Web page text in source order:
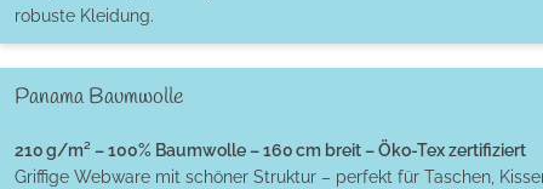
robuste Kleidung.
Panama Baumwolle
210 g/m² – 100% Baumwolle – 160 cm breit – Öko-Tex zertifiziert
Griffige Webware mit schöner Struktur – perfekt für Taschen,